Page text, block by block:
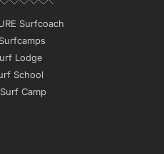
Surfcoach
Lodge
School
Camp